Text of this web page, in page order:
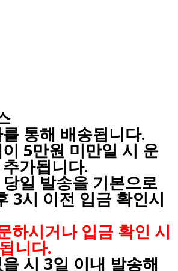
통해 배송됩니다.
5만원 미만일 시 운
가됩니다.
일 발송을 기본으로
3시 이전 입금 확인시
하시거나 입금 확인 시
니다.
시 3일 이내 발송해